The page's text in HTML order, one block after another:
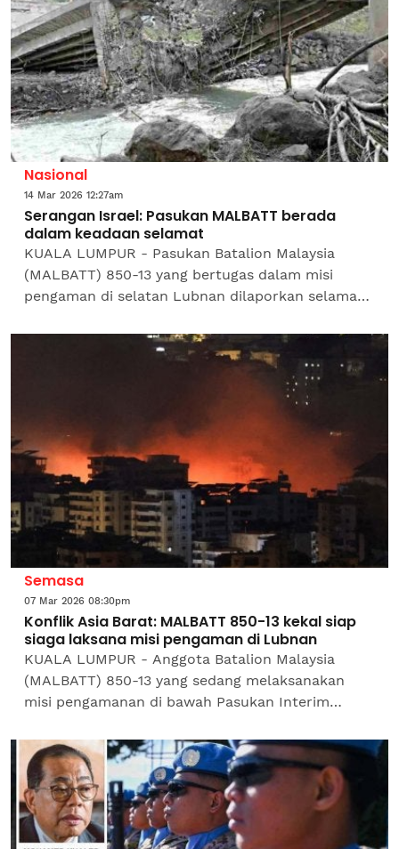
Nasional
14 Mar 2026 12:27am
Serangan Israel: Pasukan MALBATT berada
dalam keadaan selamat
KUALA LUMPUR - Pasukan Batalion Malaysia
(MALBATT) 850-13 yang bertugas dalam misi
pengaman di selatan Lubnan dilaporkan selamat
pos pasukan terbabit,...
Semasa
07 Mar 2026 08:30pm
Konflik Asia Barat: MALBATT 850-13 kekal siap
siaga laksana misi pengaman di Lubnan
KUALA LUMPUR - Anggota Batalion Malaysia
(MALBATT) 850-13 yang sedang melaksanakan
misi pengamanan di bawah Pasukan Interim
selatan Lubnan berada dalam...